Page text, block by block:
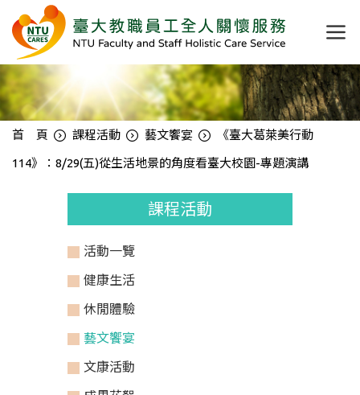
首 頁 課程活動 藝文饗宴 《臺大葛萊美行動
114》：8/29(五)從生活地景的角度看臺大校園-專題演講
課程活動
活動一覽
健康生活
休閒體驗
藝文饗宴
文康活動